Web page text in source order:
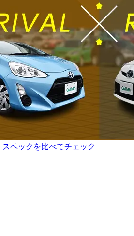
ペックを比べてチェック